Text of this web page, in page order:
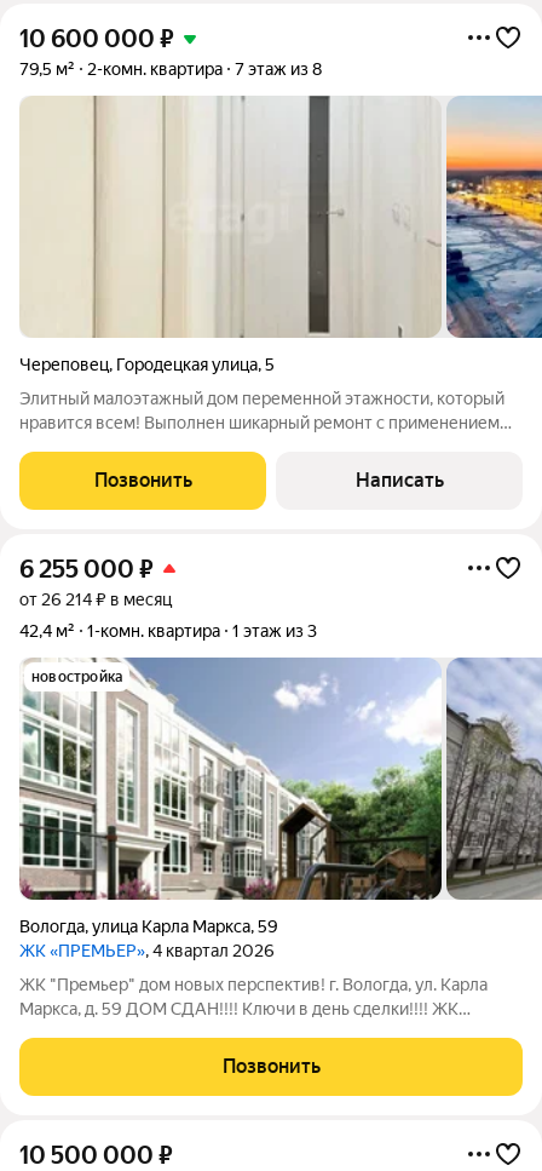
10 600 000 ₽
79,5 м² 2-комн. квартира 7 этаж из 8
Череповец, Городецкая улица,5
Элитный малоэтажный дом переменной этажности, который
нравится всем! Выполнен шикарный ремонт с применением
уделено деталям. Вам обязательно понравится удобная
планировка с разными сценариями
Позвонить Написать
6 255 000 ₽
от 26 214 ₽ в месяц
42,4 м²
1-комн. квартира 1 этаж из 3
новостройка
Вологда,улица Карла Маркса,59
ЖК «ПРЕМЬЕР», 4 квартал 2026
ЖК "Премьер" дом новых перспектив! г. Вологда, ул. Карла
Маркса, д. 59 ДОМ СДАН!!!! Ключи в день сделки!!!! ЖК
философии и функциональности постконструктивизма,
создавая идеальное пространство для
Позвонить
10 500 000 ₽